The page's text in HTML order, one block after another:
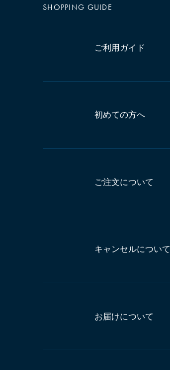
SHOPPING GUIDE
ご利用ガイド
初めての方へ
ご注文について
キャンセルについて
お届けについて